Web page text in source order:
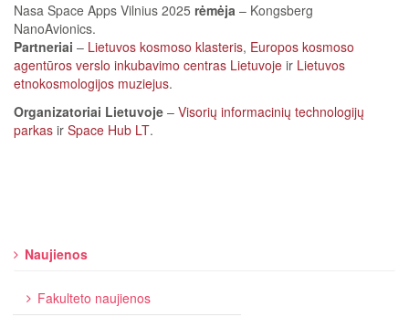
Nasa Space Apps Vilnius 2025 rėmėja – Kongsberg
NanoAvionics.
Partneriai – Lietuvos kosmoso klasteris, Europos kosmoso
agentūros verslo inkubavimo centras Lietuvoje ir Lietuvos
etnokosmologijos muziejus.
Organizatoriai Lietuvoje – Visorių informacinių technologijų
parkas ir Space Hub LT.
Naujienos
Fakulteto naujienos